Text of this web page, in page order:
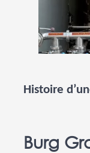
Histoire
Burg